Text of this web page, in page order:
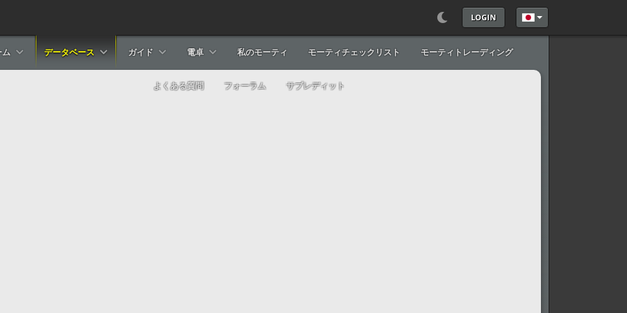
LOGIN あなたが使う言語を
データベース ガイド 電卓 私のモーティ モーティチェックリスト モーティトレーディング
よくある質問 フォーラム サブレディット